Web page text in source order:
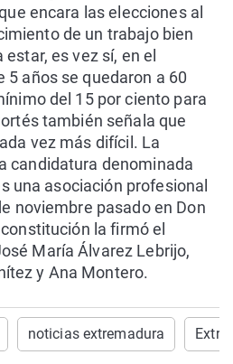
encara las elecciones al
de un trabajo bien
es vez sí, en el
5 años se quedaron a 60
del 15 por ciento para
también señala que
vez más difícil. La
candidatura denominada
una asociación profesional
noviembre pasado en Don
la firmó el
María Álvarez Lebrijo,
y Ana Montero.
noticias extremadura